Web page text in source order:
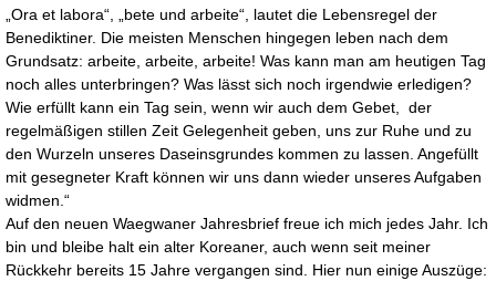
„Ora et labora“, „bete und arbeite“, lautet die Lebensregel der
Benediktiner. Die meisten Menschen hingegen leben nach dem
Grundsatz: arbeite, arbeite, arbeite! Was kann man am heutigen Tag
noch alles unterbringen? Was lässt sich noch irgendwie erledigen?
Wie erfüllt kann ein Tag sein, wenn wir auch dem Gebet, der
regelmäßigen stillen Zeit Gelegenheit geben, uns zur Ruhe und zu
den Wurzeln unseres Daseinsgrundes kommen zu lassen. Angefüllt
mit gesegneter Kraft können wir uns dann wieder unseres Aufgaben
widmen.“
Auf den neuen Waegwaner Jahresbrief freue ich mich jedes Jahr. Ich
bin und bleibe halt ein alter Koreaner, auch wenn seit meiner
Rückkehr bereits 15 Jahre vergangen sind. Hier nun einige Auszüge: